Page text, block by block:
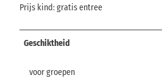
Prijs kind: gratis entree
Geschiktheid
voor groepen